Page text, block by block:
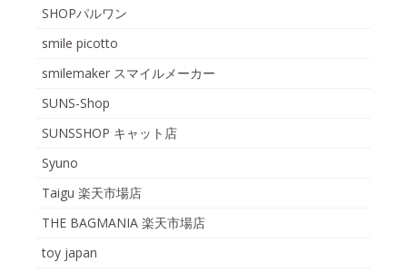
SHOPパルワン
smile picotto
smilemaker スマイルメーカー
SUNS-Shop
SUNSSHOP キャット店
Syuno
Taigu 楽天市場店
THE BAGMANIA 楽天市場店
toy japan